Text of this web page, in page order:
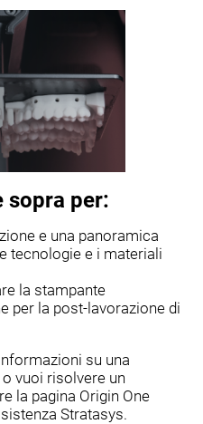
sopra per:
e una panoramica
tecnologie e i materiali
la stampante
per la post-lavorazione di
su una
vuoi risolvere un
la pagina Origin One
Stratasys.